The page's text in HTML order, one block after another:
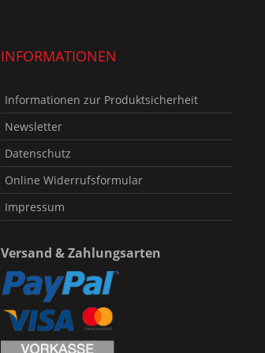
INFORMATIONEN
Informationen zur Produktsicherheit
Newsletter
Datenschutz
Online Widerrufsformular
Impressum
Versand & Zahlungsarten